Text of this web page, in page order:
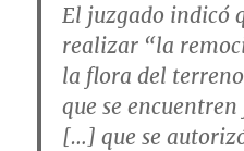
El juzgado indicó
realizar “la
la flora del
que se
[…] que se